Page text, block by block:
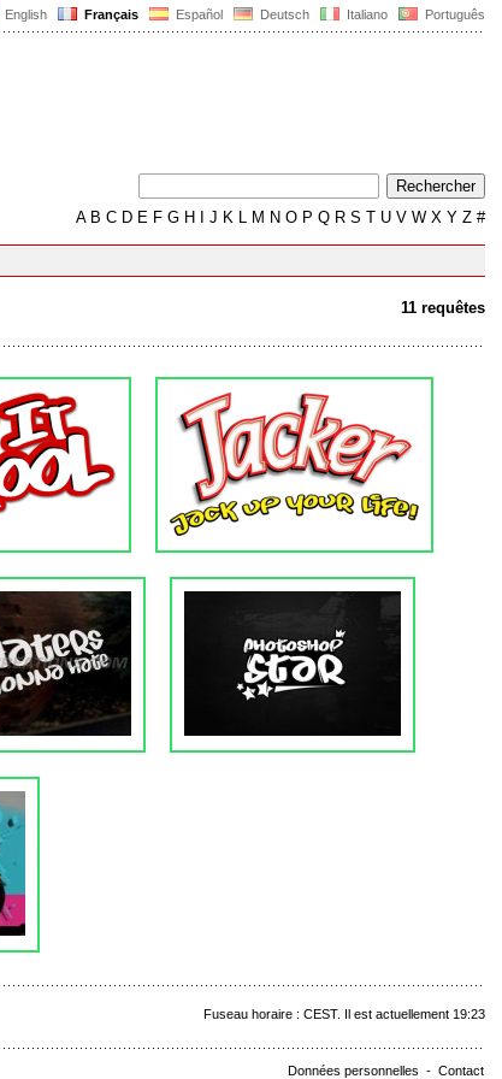
English Français Español Deutsch Italiano Português
AB C D E F G H J K L M N O P Q R S T U V W X Y Z #
11 requêtes
Fuseau horaire : CEST. Il est actuellement 19:23
Données personnelles - Contact